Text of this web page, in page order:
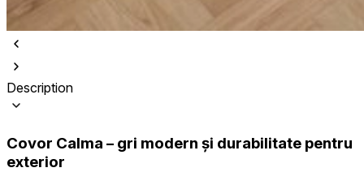
Description
Covor Calma – gri modern și durabilitate pentru
exterior